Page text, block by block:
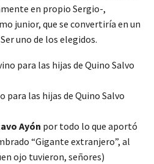
en propio Sergio-,
junior, que se convertiría en un
uno de los elegidos.
para las hijas de Quino Salvo
Ayón por todo lo que aportó
“Gigante extranjero”, al
ojo tuvieron, señores)